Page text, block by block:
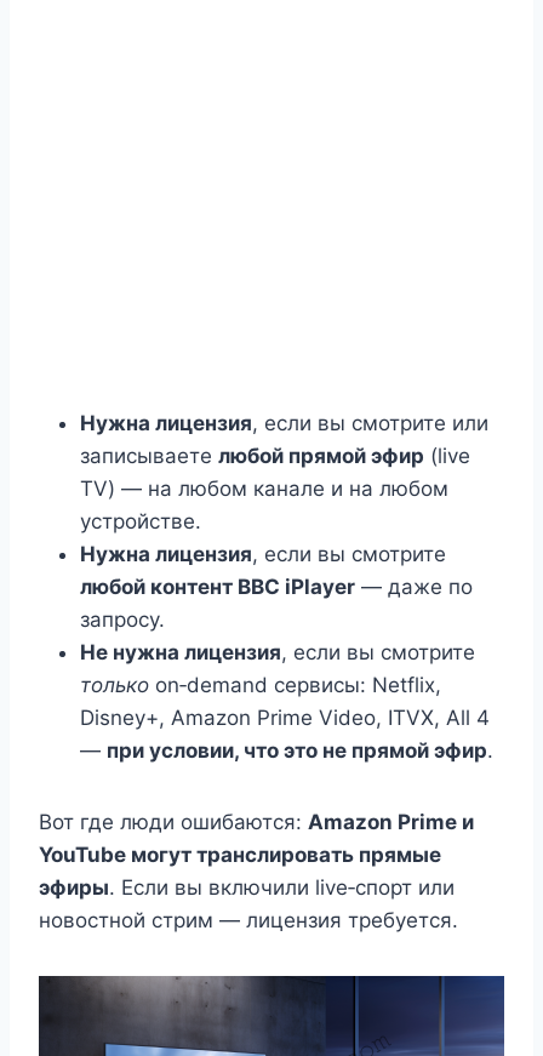
Нужна лицензия, если вы смотрите или
записываете любой прямой эфир (live
TV) — на любом канале и на любом
устройстве.
Нужна лицензия, если вы смотрите
любой контент BBC iPlayer — даже по
запросу.
Не нужна лицензия, если вы смотрите
только on‑demand сервисы: Netflix,
Disney+, Amazon Prime Video, ITVX, All 4
— при условии, что это не прямой эфир.
Вот где люди ошибаются: Amazon Prime и
YouTube могут транслировать прямые
эфиры. Если вы включили live‑спорт или
новостной стрим — лицензия требуется.